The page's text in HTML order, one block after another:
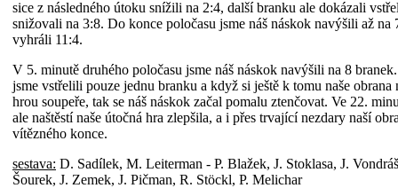
sice z následného útoku snížili na 2:4, další branku ale dokázali
snižovali na 3:8. Do konce poločasu jsme náš náskok navýšili až na
vyhráli 11:4.
V 5. minutě druhého poločasu jsme náš náskok navýšili na 8
jsme vstřelili pouze jednu branku a když si ještě k tomu naše obrana
hrou soupeře, tak se náš náskok začal pomalu ztenčovat. Ve 22.
ale naštěstí naše útočná hra zlepšila, a i přes trvající nezdary naší
vítězného konce.
sestava: D. Sadílek, M. Leiterman - P. Blažek, J. Stoklasa, J.
Šourek, J. Zemek, J. Pičman, R. Stöckl, P. Melichar